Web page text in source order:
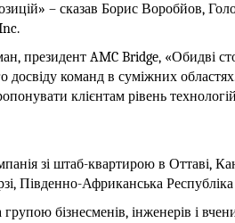
– сказав Борис Воробйов,
президент AMC Bridge, «Обидві
досвіду команд в суміжних
клієнтам рівень
зі штаб-квартирою в Оттаві,
Південно-Африканська Республіка
бізнесменів, інженерів і